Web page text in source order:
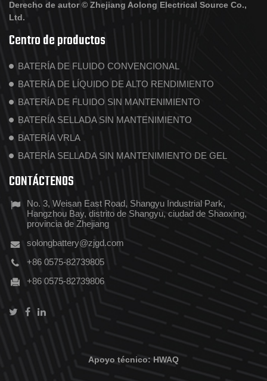
Derecho de autor © Zhejiang Aolong Electrical Source Co.,
Ltd.
Centro de productos
BATERÍA DE FLUIDO CONVENCIONAL
BATERÍA DE LÍQUIDO DE ALTO RENDIMIENTO
BATERÍA DE FLUIDO SIN MANTENIMIENTO
BATERÍA SELLADA SIN MANTENIMIENTO
BATERÍA VRLA
BATERÍA SELLADA SIN MANTENIMIENTO DE GEL
CONTÁCTENOS
No. 3, Weisan East Road, Shangyu Industrial Park,
Hangzhou Bay, distrito de Shangyu, ciudad de Shaoxing,
provincia de Zhejiang
solongbattery@zjgd.com
+86 0575-82739805
+86 0575-82739806
Apoyo técnico: HWAQ